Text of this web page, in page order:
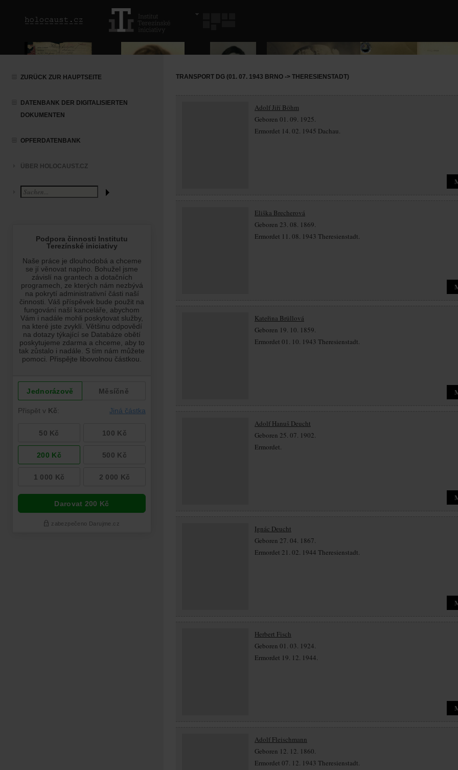
ZURÜCK ZUR HAUPTSEITE
DATENBANK DER DIGITALISIERTEN
DOKUMENTEN
OPFERDATENBANK
ÜBER HOLOCAUST.CZ
TRANSPORT DG (01. 07. 1943 BRNO -> THERESIENSTADT)
Adolf Jiří Böhm
Geboren 01. 09. 1925.
Ermordet 14. 02. 1945 Dachau.
Eliška Brecherová
Geboren 23. 08. 1869.
Ermordet 11. 08. 1943 Theresienstadt.
Kateřina Brüllová
Geboren 19. 10. 1859.
Ermordet 01. 10. 1943 Theresienstadt.
Adolf Hanuš Deucht
Geboren 25. 07. 1902.
Ermordet.
Ignác Deucht
Geboren 27. 04. 1867.
Ermordet 21. 02. 1944 Theresienstadt.
Herbert Fisch
Geboren 01. 03. 1924.
Ermordet 19. 12. 1944.
Adolf Fleischmann
Geboren 12. 12. 1860.
Ermordet 07. 12. 1943 Theresienstadt.